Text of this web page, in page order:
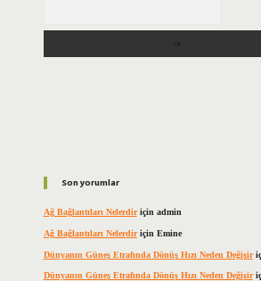
Son yorumlar
Ağ Bağlantıları Nelerdiriçin admin
Ağ Bağlantıları Nelerdiriçin Emine
Dünyanın Güneş Etrafında Dönüş Hızı Neden Değişir
Dünyanın Güneş Etrafında Dönüş Hızı Neden Değişir